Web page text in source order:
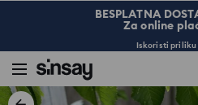
BESPLATNA
Za online
Iskoristi priliku